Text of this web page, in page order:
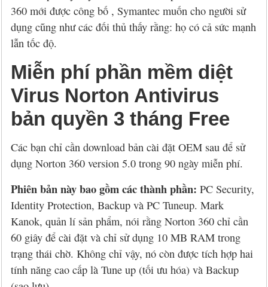
360 mới được công bố , Symantec muốn cho người sử
dụng cũng như các đối thủ thấy rằng: họ có cả sức mạnh
lẫn tốc độ.
Miễn phí phần mềm diệt
Virus Norton Antivirus
bản quyền 3 tháng Free
Các bạn chỉ cần download bản cài đặt OEM sau để sử
dụng Norton 360 version 5.0 trong 90 ngày miễn phí.
Phiên bản này bao gồm các thành phần: PC Security,
Identity Protection, Backup và PC Tuneup. Mark
Kanok, quản lí sản phẩm, nói rằng Norton 360 chỉ cần
60 giây để cài đặt và chỉ sử dụng 10 MB RAM trong
trạng thái chờ. Không chỉ vậy, nó còn được tích hợp hai
tính năng cao cấp là Tune up (tối ưu hóa) và Backup